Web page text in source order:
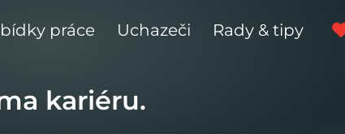
práce Uchazeči Rady & tipy
kariéru.